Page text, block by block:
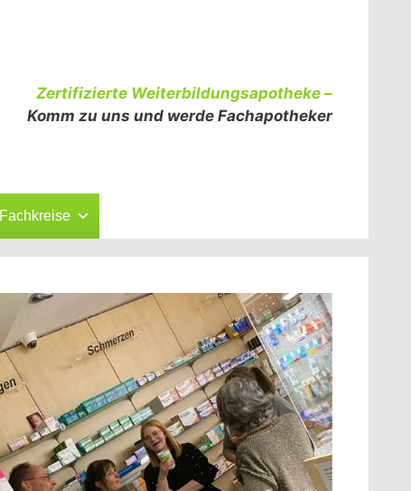
Zertifizierte Weiterbildungsapotheke –
Komm zu uns und werde Fachapotheker
Fachkreise